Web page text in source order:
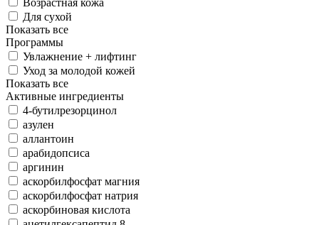
Для сухой
Показать все
Программы
Увлажнение + лифтинг
Уход за молодой кожей
Показать все
Активные ингредиенты
4-бутилрезорцинол
азулен
аллантоин
арабидопсиса
аргинин
аскорбилфосфат магния
аскорбилфосфат натрия
аскорбиновая кислота